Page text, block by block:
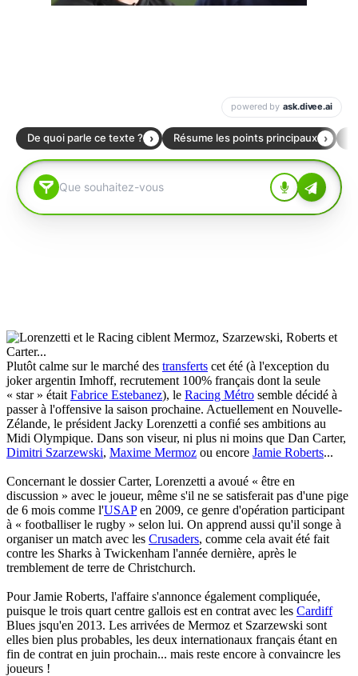
Plutôt calme sur le marché des transferts cet été (à l'exception du
joker argentin Imhoff, recrutement 100% français dont la seule
« star » était Fabrice Estebanez), le Racing Métro semble décidé à
passer à l'offensive la saison prochaine. Actuellement en Nouvelle-
Zélande, le président Jacky Lorenzetti a confié ses ambitions au
Midi Olympique. Dans son viseur, ni plus ni moins que Dan Carter,
Dimitri Szarzewski, Maxime Mermoz ou encore Jamie Roberts...
Concernant le dossier Carter, Lorenzetti a avoué « être en
discussion » avec le joueur, même s'il ne se satisferait pas d'une pige
de 6 mois comme l'USAPen 2009, ce genre d'opération participant
à « footballiser le rugby » selon lui. On apprend aussi qu'il songe à
organiser un match avec les Crusaders, comme cela avait été fait
contre les Sharks à Twickenham l'année dernière, après le
tremblement de terre de Christchurch.
Pour Jamie Roberts, l'affaire s'annonce également compliquée,
puisque le trois quart centre gallois est en contrat avec les Cardiff
Blues jsqu'en 2013. Les arrivées de Mermoz et Szarzewski sont
elles bien plus probables, les deux internationaux français étant en
fin de contrat en juin prochain... mais reste encore à convaincre les
joueurs !